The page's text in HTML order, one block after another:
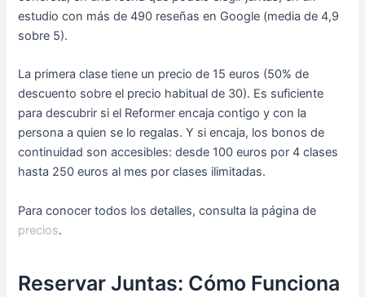
estudio con más de 490 reseñas en Google (media de 4,9
sobre 5).
La primera clase tiene un precio de 15 euros (50% de
descuento sobre el precio habitual de 30). Es suficiente
para descubrir si el Reformer encaja contigo y con la
persona a quien se lo regalas. Y si encaja, los bonos de
continuidad son accesibles: desde 100 euros por 4 clases
hasta 250 euros al mes por clases ilimitadas.
Para conocer todos los detalles, consulta la página de
precios.
Reservar Juntas: Cómo Funciona